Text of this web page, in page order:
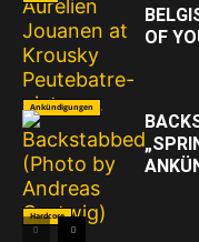
Ankündigungen
OF
Hardcore